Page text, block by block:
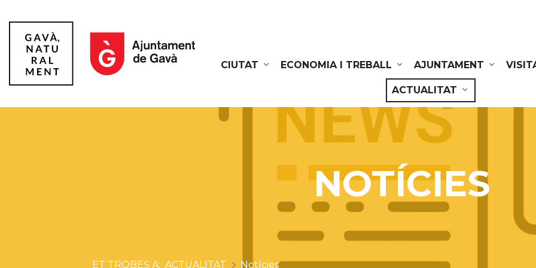
CIUTAT
ECONOMIA I TREBALL AJUNTAMENT
ACTUALITAT
NOTÍCIES
ACTUALITAT Notícies